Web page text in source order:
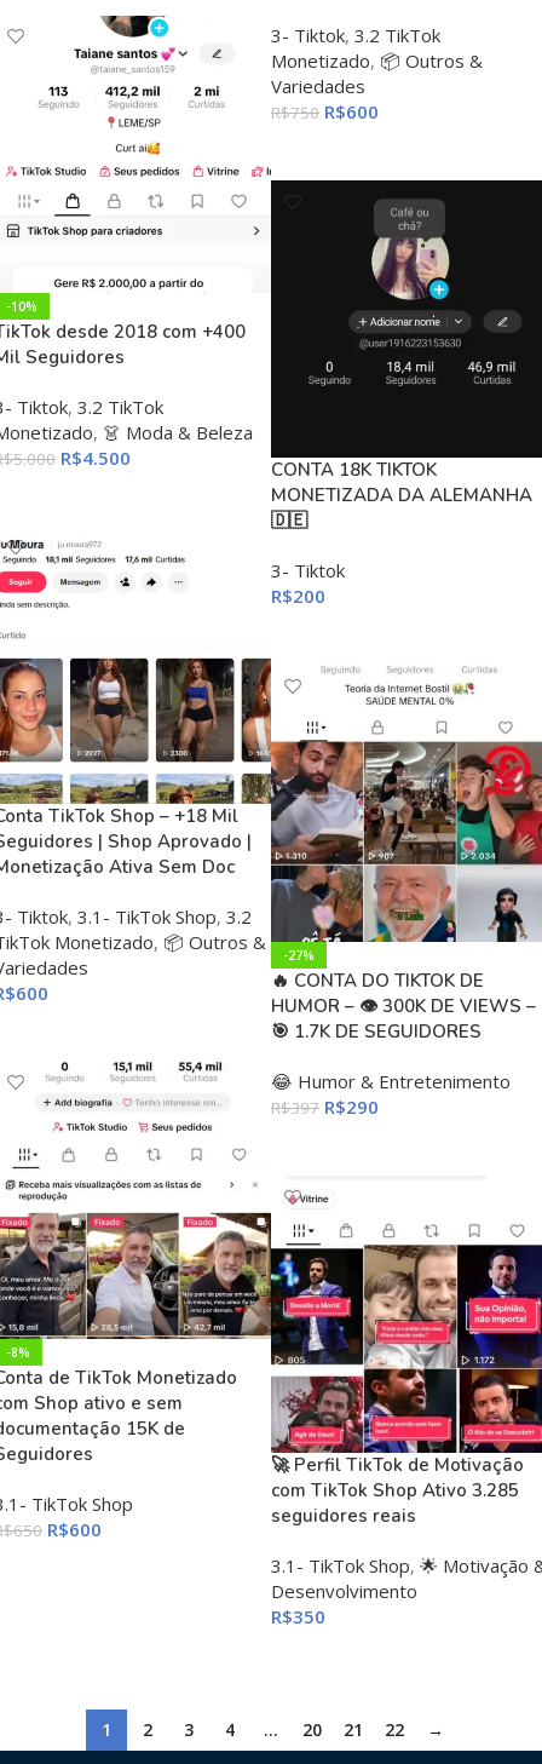
3- Tiktok, 3.2 TikTok
Monetizado, 📦 Outros &
Variedades
R$750 R$600
-10%
desde 2018 com +400
Seguidores
Tiktok, 3.2 TikTok
, 👗 Moda & Beleza
5.000 R$4.500
CONTA 18K TIKTOK
MONETIZADA DA ALEMANHA
🇩🇪
3- Tiktok
R$200
TikTok Shop – +18 Mil
| Shop Aprovado |
Ativa Sem Doc
Tiktok, 3.1- TikTok Shop, 3.2
Monetizado, 📦 Outros &
600
-27%
🔥 CONTA DO TIKTOK DE
HUMOR – 👁 300K DE VIEWS –
🎯 1.7K DE SEGUIDORES
😂 Humor & Entretenimento
R$397 R$290
-8%
de TikTok Monetizado
Shop ativo e sem
15K de
TikTok Shop
650 R$600
🚀 Perfil TikTok de Motivação
com TikTok Shop Ativo 3.285
seguidores reais
3.1- TikTok Shop, 🌟 Motivação
Desenvolvimento
R$350
1 2 3 4 … 20 21 22 →